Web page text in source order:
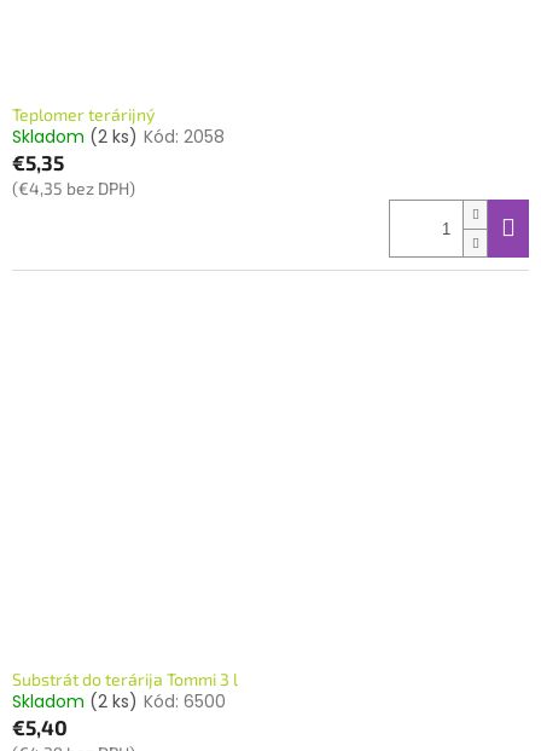
Teplomer terárijný
Skladom (2 ks) Kód: 2058
€5,35
(€4,35 bez DPH)
Substrát do terárija Tommi 3 l
Skladom (2 ks) Kód: 6500
€5,40